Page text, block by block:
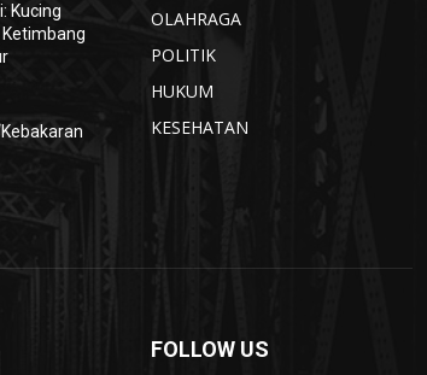
Kucing
OLAHRAGA
POLITIK
HUKUM
KESEHATAN
FOLLOW US